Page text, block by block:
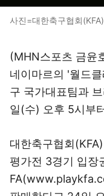
사진=대한축구협회
(MHN스포츠 금윤
네이마르의 '월드
구 국가대표팀과
일(수) 오후 5시부
대한축구협회
평가전 3경기 입장